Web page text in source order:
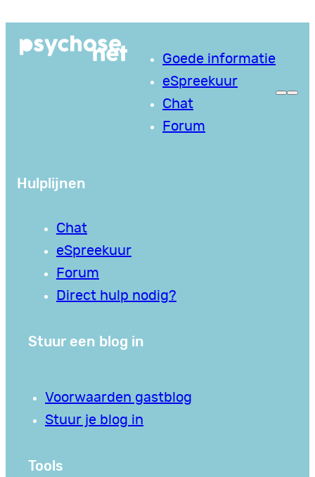
naar
Goede informatie
eSpreekuur
Chat
Forum
Hulplijnen
Chat
eSpreekuur
Forum
Direct hulp nodig?
Stuur een blog in
Voorwaarden gastblog
Stuur je blog in
Tools